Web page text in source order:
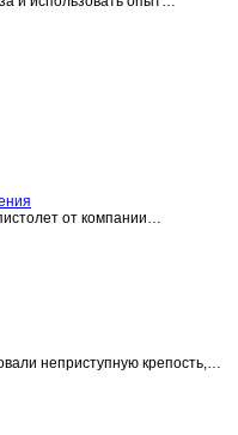
от компании…
неприступную крепость,…